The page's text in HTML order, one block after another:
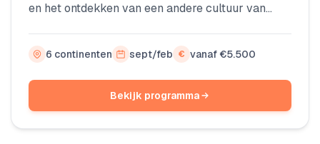
en het ontdekken van een andere cultuur van
voorkeur kunnen jongeren kiezen uit
verschillende programma's zoals high school,
vrijwilligerswerk, alternatief hoger onderwijs of
6 continenten sept/feb € vanaf €5.500
Bekijk programma